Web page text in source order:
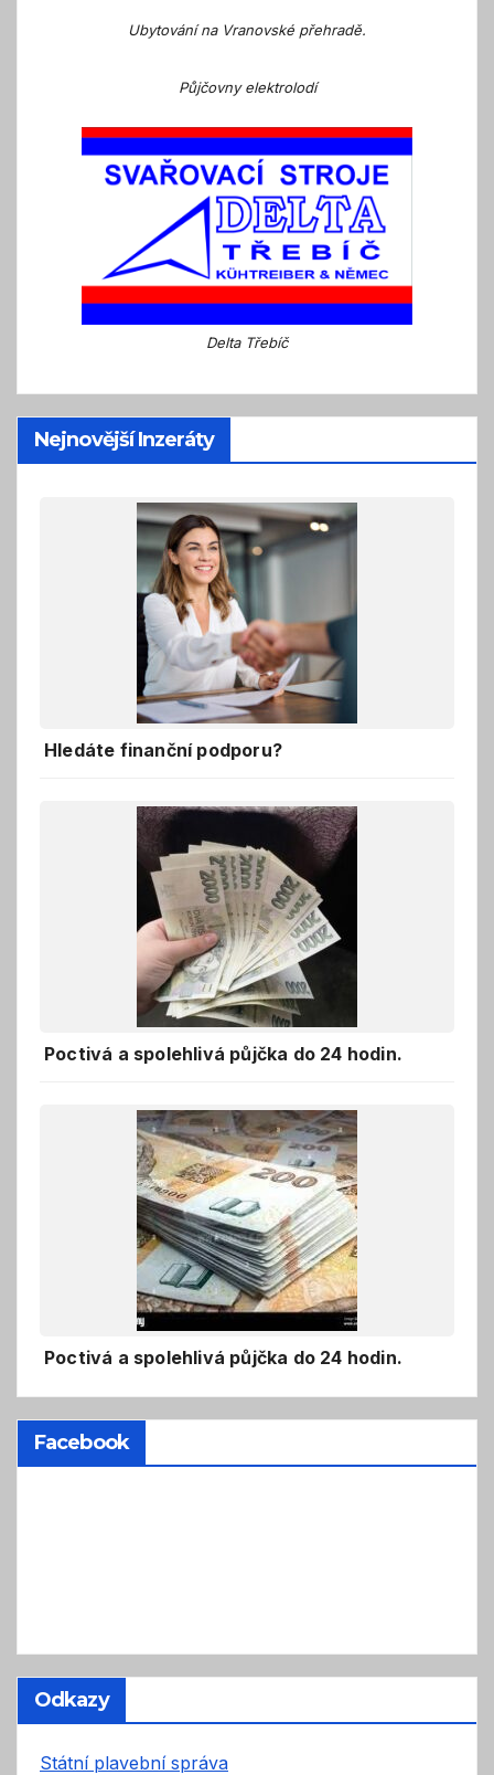
Ubytování na Vranovské přehradě.
Půjčovny elektrolodí
Delta Třebíč
Nejnovější Inzeráty
Hledáte finanční podporu?
Poctivá a spolehlivá půjčka do 24 hodin.
Poctivá a spolehlivá půjčka do 24 hodin.
Facebook
Odkazy
Státní plavební správa